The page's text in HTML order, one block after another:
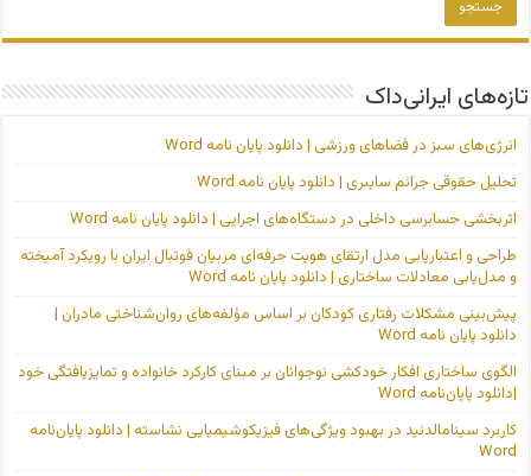
تازه‌های ایرانی‌داک
انرژی‌های سبز در فضاهای ورزشی | دانلود پایان نامه Word
تحلیل حقوقی جرائم سایبری | دانلود پایان نامه Word
اثربخشی حسابرسی داخلی در دستگاه‌های اجرایی | دانلود پایان نامه Word
طراحی و اعتباریابی مدل ارتقای هویت حرفه‌ای مربیان فوتبال ایران با رویکرد آمیخته
و مدل‌یابی معادلات ساختاری | دانلود پایان نامه Word
پیش‌بینی مشکلات رفتاری کودکان بر اساس مؤلفه‌های روان‌شناختی مادران |
دانلود پایان نامه Word
الگوی ساختاری افکار خودکشی نوجوانان بر مبنای کارکرد خانواده و تمایزیافتگی خود
|دانلود پایان‌نامه Word
کاربرد سینامالدئید در بهبود ویژگی‌های فیزیکوشیمیایی نشاسته | دانلود پایان‌نامه
Word